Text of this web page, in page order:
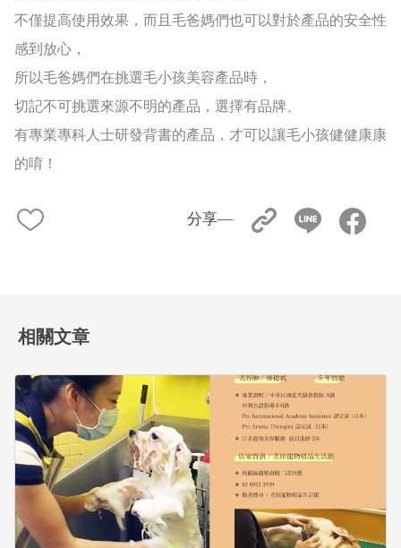
不僅提高使用效果，而且毛爸媽們也可以對於產品的安全性
感到放心，
所以毛爸媽們在挑選毛小孩美容產品時，
切記不可挑選來源不明的產品，選擇有品牌、
有專業專科人士研發背書的產品，才可以讓毛小孩健健康康
的唷！
分享––
相關文章